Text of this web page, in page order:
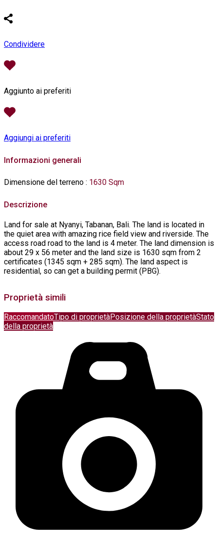
Condividere
Aggiunto ai preferiti
Aggiungi ai preferiti
Informazioni generali
Dimensione del terreno : 1630 Sqm
Descrizione
Land for sale at Nyanyi, Tabanan, Bali. The land is located in
the quiet area with amazing rice field view and riverside. The
access road road to the land is 4 meter. The land dimension is
about 29 x 56 meter and the land size is 1630 sqm from 2
certificates (1345 sqm + 285 sqm). The land aspect is
residential, so can get a building permit (PBG).
Proprietà simili
RaccomandatoTipo di proprietàPosizione della proprietàStato
della proprietà